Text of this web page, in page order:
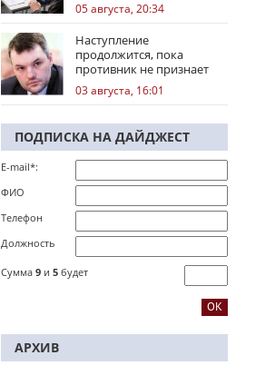
05 августа, 20:34
Наступление
продолжится, пока
противник не признает
стратегическое
поражение
03 августа, 16:01
ПОДПИСКА НА ДАЙДЖЕСТ
E-mail*:
ФИО
Телефон
Должность
Сумма 9 и 5 будет
АРХИВ